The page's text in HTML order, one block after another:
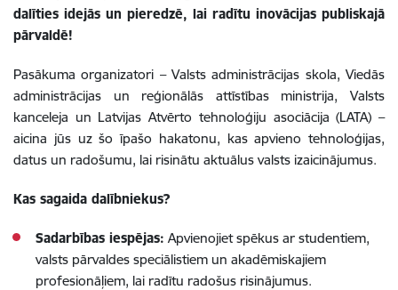
dalīties idejās un pieredzē, lai radītu inovācijas publiskajā
pārvaldē!
Pasākuma organizatori – Valsts administrācijas skola, Viedās
administrācijas un reģionālās attīstības ministrija, Valsts
kanceleja un Latvijas Atvērto tehnoloģiju asociācija (LATA) –
aicina jūs uz šo īpašo hakatonu, kas apvieno tehnoloģijas,
datus un radošumu, lai risinātu aktuālus valsts izaicinājumus.
Kas sagaida dalībniekus?
Sadarbības iespējas: Apvienojiet spēkus ar studentiem,
valsts pārvaldes speciālistiem un akadēmiskajiem
profesionāļiem, lai radītu radošus risinājumus.